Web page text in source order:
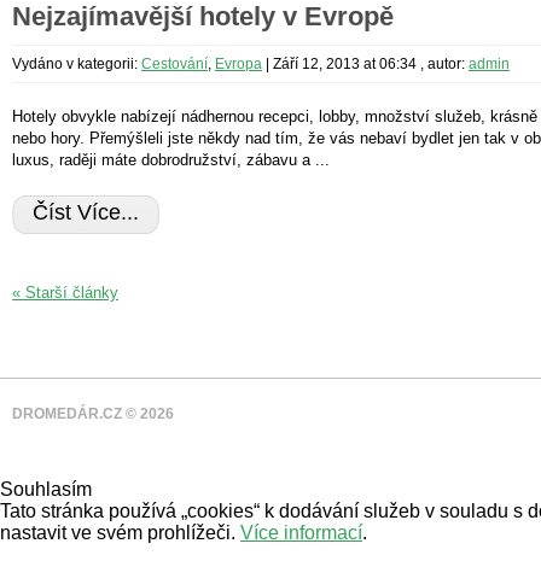
Nejzajímavější hotely v Evropě
Vydáno v kategorii: Cestování, Evropa Září 12, 2013 at 06:34 , autor: admin
Hotely obvykle nabízejí nádhernou recepci, lobby, množství služeb,
nebo hory. Přemýšleli jste někdy nad tím, že vás nebaví bydlet jen tak v
luxus, raději máte dobrodružství, zábavu a ...
Číst Více...
« Starší články
DROMEDÁR.CZ © 2026
Souhlasím
Tato stránka používá „cookies“ k dodávání služeb v souladu s
nastavit ve svém prohlížeči. Více informací.